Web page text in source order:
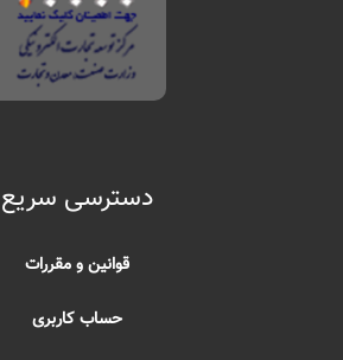
دسترسی سریع
قوانین و مقررات
حساب کاربری